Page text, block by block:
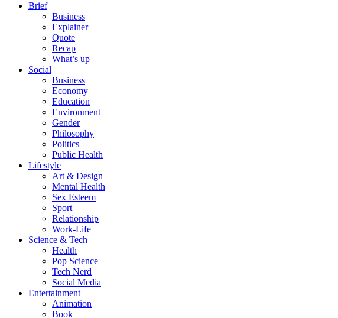
Brief
Business
Explainer
Quote
Recap
What’s up
Social
Business
Economy
Education
Environment
Gender
Philosophy
Politics
Public Health
Lifestyle
Art & Design
Mental Health
Sex Esteem
Sport
Relationship
Work-Life
Science & Tech
Health
Pop Science
Tech Nerd
Social Media
Entertainment
Animation
Book